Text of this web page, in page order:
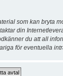
som kan bryta
din
du att all
för eventuella